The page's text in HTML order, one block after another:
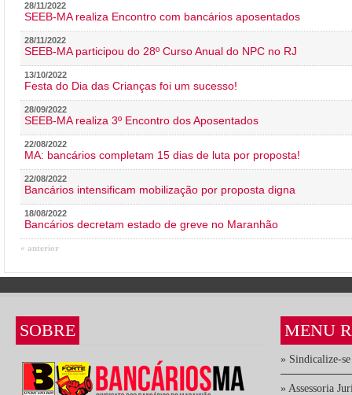
28/11/2022
SEEB-MA realiza Encontro com bancários aposentados
28/11/2022
SEEB-MA participou do 28º Curso Anual do NPC no RJ
13/10/2022
Festa do Dia das Crianças foi um sucesso!
28/09/2022
SEEB-MA realiza 3º Encontro dos Aposentados
22/08/2022
MA: bancários completam 15 dias de luta por proposta!
22/08/2022
Bancários intensificam mobilização por proposta digna
18/08/2022
Bancários decretam estado de greve no Maranhão
« anterior
SOBRE MENU
» Sindicalize-se
» Assessoria